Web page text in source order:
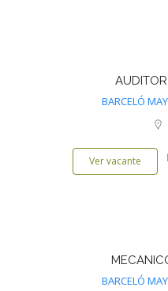
BARCELÓ
Ver vacante
BARCELÓ